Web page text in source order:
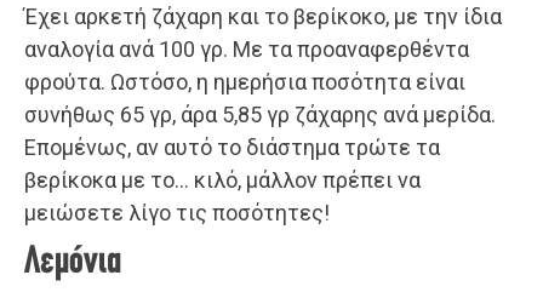
Έχει αρκετή ζάχαρη και το βερίκοκο, με την ίδια
αναλογία ανά 100 γρ. Με τα προαναφερθέντα
φρούτα. Ωστόσο, η ημερήσια ποσότητα είναι
συνήθως 65 γρ, άρα 5,85 γρ ζάχαρης ανά μερίδα.
Επομένως, αν αυτό το διάστημα τρώτε τα
βερίκοκα με το… κιλό, μάλλον πρέπει να
μειώσετε λίγο τις ποσότητες!
Λεμόνια